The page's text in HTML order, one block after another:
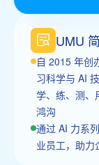
UMU
自 2015 年创
习科学与 AI
学、练、测、
鸿沟
通过 AI 力系
业员工，助力